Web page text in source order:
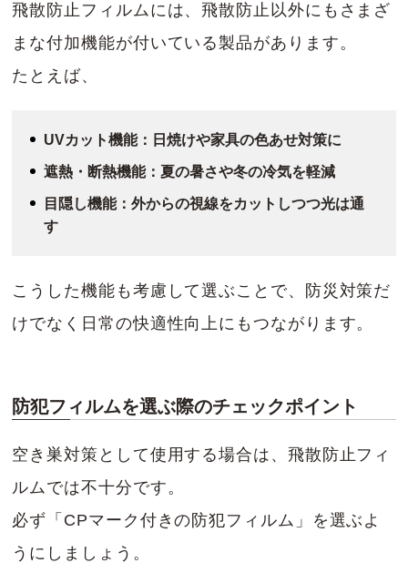
飛散防止フィルムには、飛散防止以外にもさまざ
まな付加機能が付いている製品があります。
たとえば、
UVカット機能：日焼けや家具の色あせ対策に
遮熱・断熱機能：夏の暑さや冬の冷気を軽減
目隠し機能：外からの視線をカットしつつ光は通
す
こうした機能も考慮して選ぶことで、防災対策だ
けでなく日常の快適性向上にもつながります。
防犯フィルムを選ぶ際のチェックポイント
空き巣対策として使用する場合は、飛散防止フィ
ルムでは不十分です。
必ず「CPマーク付きの防犯フィルム」を選ぶよ
うにしましょう。